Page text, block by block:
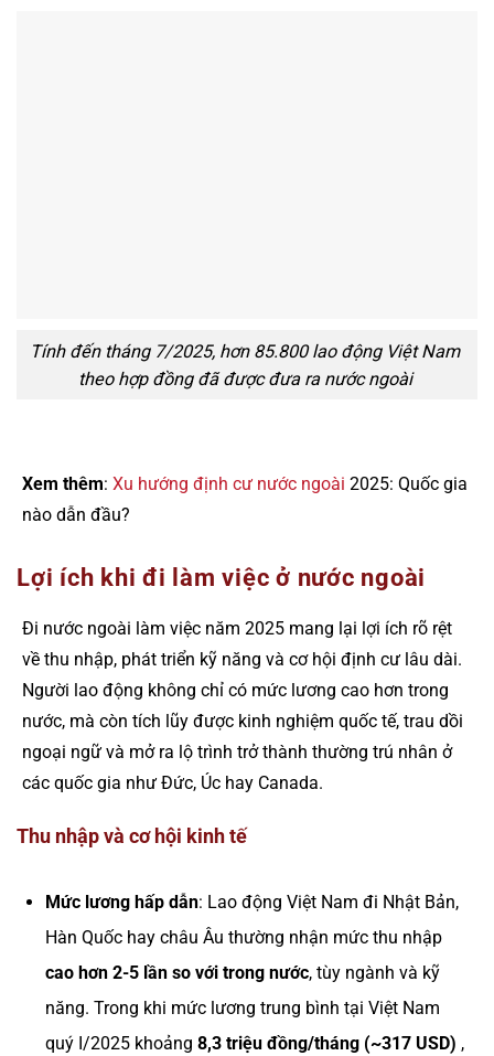
Tính đến tháng 7/2025, hơn 85.800 lao động Việt Nam
theo hợp đồng đã được đưa ra nước ngoài
Xem thêm: Xu hướng định cư nước ngoài 2025: Quốc gia
nào dẫn đầu?
Lợi ích khi đi làm việc ở nước ngoài
Đi nước ngoài làm việc năm 2025 mang lại lợi ích rõ rệt
về thu nhập, phát triển kỹ năng và cơ hội định cư lâu dài.
Người lao động không chỉ có mức lương cao hơn trong
nước, mà còn tích lũy được kinh nghiệm quốc tế, trau dồi
ngoại ngữ và mở ra lộ trình trở thành thường trú nhân ở
các quốc gia như Đức, Úc hay Canada.
Thu nhập và cơ hội kinh tế
Mức lương hấp dẫn: Lao động Việt Nam đi Nhật Bản,
Hàn Quốc hay châu Âu thường nhận mức thu nhập
cao hơn 2-5 lần so với trong nước, tùy ngành và kỹ
năng. Trong khi mức lương trung bình tại Việt Nam
quý I/2025 khoảng 8,3 triệu đồng/tháng (~317 USD) ,